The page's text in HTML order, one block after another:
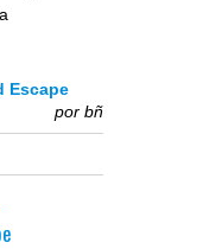
Escape
por bñ